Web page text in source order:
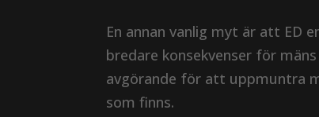
En annan vanlig myt är att ED
bredare konsekvenser för
avgörande för att uppmuntra
som finns.